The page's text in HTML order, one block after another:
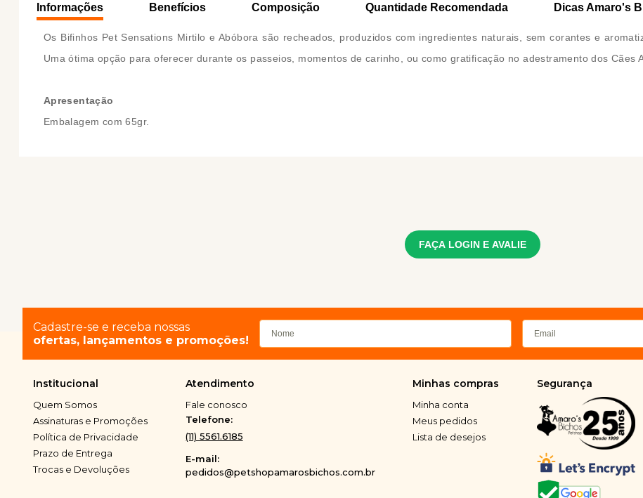
Informações Benefícios Composição Quantidade Recomendada Dicas Amaro's
Os Bifinhos Pet Sensations Mirtilo e Abóbora são recheados, produzidos com ingredientes naturais, sem corantes e
Uma ótima opção para oferecer durante os passeios, momentos de carinho, ou como gratificação no adestramento dos Cães
Apresentação
Embalagem com 65gr.
FAÇA LOGIN E AVALIE
Cadastre-se e receba nossas
ofertas, lançamentos e promoções!
Institucional
Quem Somos
Assinaturas e Promoções
Política de Privacidade
Prazo de Entrega
Trocas e Devoluções
Atendimento
Fale conosco
Telefone:
(11) 5561.6185
E-mail:
pedidos@petshopamarosbichos.com.br
Minhas compras
Minha conta
Meus pedidos
Lista de desejos
Segurança